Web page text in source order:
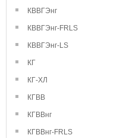
КВВГЭнг
КВВГЭнг-FRLS
КВВГЭнг-LS
КГ
КГ-ХЛ
КГВВ
КГВВнг
КГВВнг-FRLS